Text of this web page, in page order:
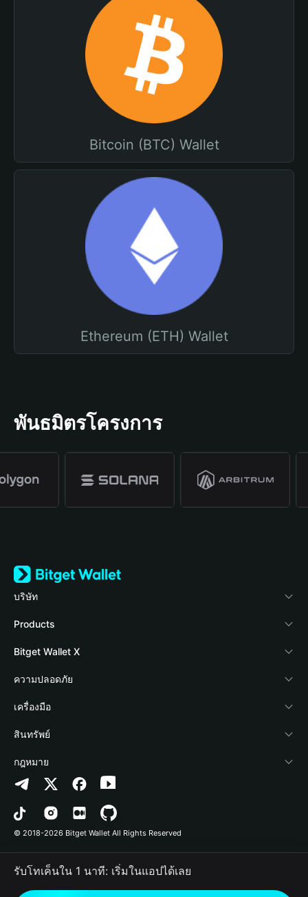
Bitcoin (BTC) Wallet
Ethereum (ETH) Wallet
พันธมิตรโครงการ
บริษัท
เกี่ยวกับ Bitget Wallet
Blog
Academy
ข่าวสารด้านคริปโต
ศูนย์ช่วยเหลือ
ติดต่อเรา
ทรัพยากรข้อมูลของแบรนด์
อาชีพ
Products
Crypto Card
Stablecoin Earn
Payfi Crypto
Crypto Swap API
Altcoin Season Index
Prediction Markets
DApp
RWA
Bitget Wallet X
นักพัฒนา
เชื่อมต่อ Wallet
Bitget Wallet Pay
ลิสต์โปรเจกต์
ความปลอดภัย
Protection Fund
เทคโนโลยีความปลอดภัย
เครื่องมือ
ซื้อคริปโต
การตรวจจับการอนุญาต
การตรวจจับสัญญา
การโอนเป็นชุด
สินทรัพย์
Arbitrum
Avalanche
Bitcoin
Polygon
กฎหมาย
นโยบายความเป็นส่วนตัว
ข้อตกลงในการใช้บริการ
© 2018-2026 Bitget Wallet All Rights Reserved
รับโทเค็นใน 1 นาที: เริ่มในแอปได้เลย